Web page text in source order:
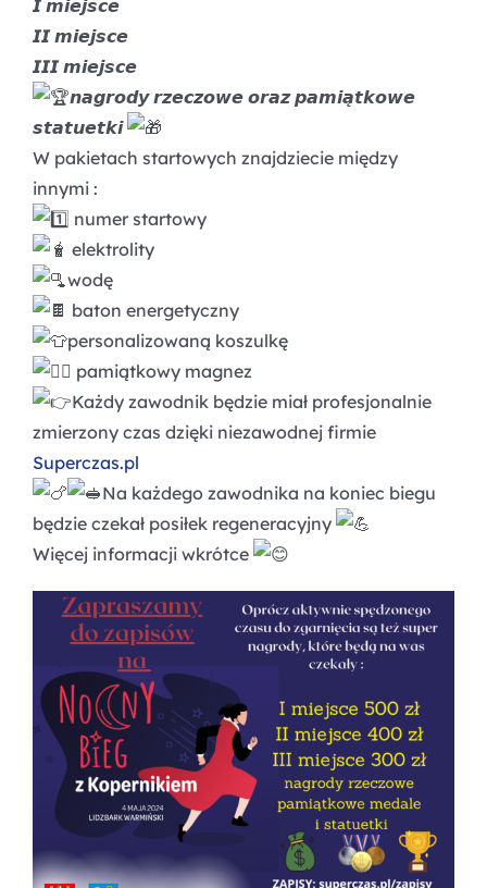
𝙄 𝙢𝙞𝙚𝙟𝙨𝙘𝙚
𝙄𝙄 𝙢𝙞𝙚𝙟𝙨𝙘𝙚
𝙄𝙄𝙄 𝙢𝙞𝙚𝙟𝙨𝙘𝙚
𝙣𝙖𝙜𝙧𝙤𝙙𝙮 𝙧𝙯𝙚𝙘𝙯𝙤𝙬𝙚 𝙤𝙧𝙖𝙯 𝙥𝙖𝙢𝙞𝙖̨𝙩𝙠𝙤𝙬𝙚
𝙨𝙩𝙖𝙩𝙪𝙚𝙩𝙠𝙞
W pakietach startowych znajdziecie między
innymi :
numer startowy
elektrolity
wodę
baton energetyczny
personalizowaną koszulkę
pamiątkowy magnez
Każdy zawodnik będzie miał profesjonalnie
zmierzony czas dzięki niezawodnej firmie
Superczas.pl
Na każdego zawodnika na koniec biegu
będzie czekał posiłek regeneracyjny
Więcej informacji wkrótce